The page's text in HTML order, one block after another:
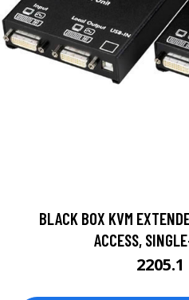
BLACK BOX KVM
ACCESS,
2205.1